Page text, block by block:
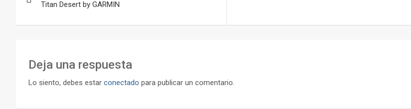
de
entradas
Titan Desert by GARMIN
Deja una respuesta
Lo siento, debes estar conectado para publicar un comentario.